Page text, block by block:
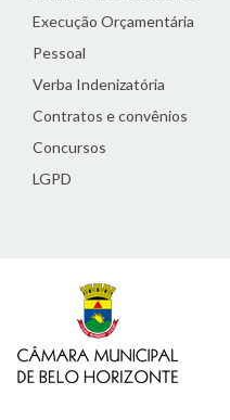
Execução Orçamentária
Pessoal
Verba Indenizatória
Contratos e convênios
Concursos
LGPD